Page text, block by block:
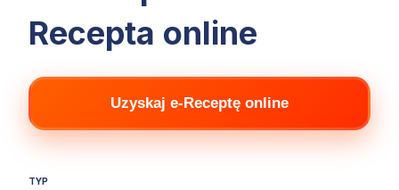
Recepta online
Uzyskaj e-Receptę online
TYP